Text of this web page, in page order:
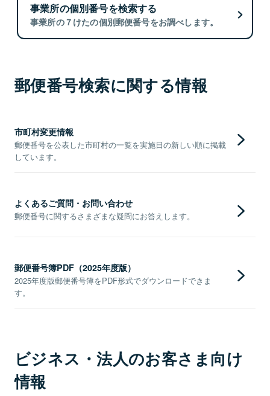
事業所の個別番号を検索する
事業所の７けたの個別郵便番号をお調べします。
郵便番号検索に関する情報
市町村変更情報
郵便番号を公表した市町村の一覧を実施日の新しい順に掲載
しています。
よくあるご質問・お問い合わせ
郵便番号に関するさまざまな疑問にお答えします。
郵便番号簿PDF（2025年度版）
2025年度版郵便番号簿をPDF形式でダウンロードできま
す。
ビジネス・法人のお客さま向け
情報